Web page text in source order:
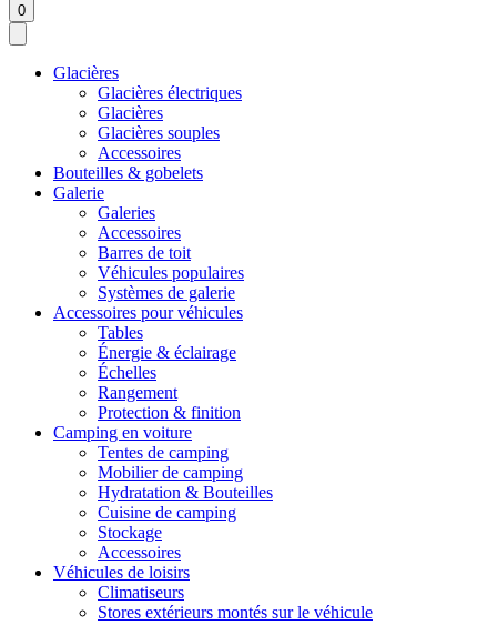
0
Glacières
Glacières électriques
Glacières
Glacières souples
Accessoires
Bouteilles & gobelets
Galerie
Galeries
Accessoires
Barres de toit
Véhicules populaires
Systèmes de galerie
Accessoires pour véhicules
Tables
Énergie & éclairage
Échelles
Rangement
Protection & finition
Camping en voiture
Tentes de camping
Mobilier de camping
Hydratation & Bouteilles
Cuisine de camping
Stockage
Accessoires
Véhicules de loisirs
Climatiseurs
Stores extérieurs montés sur le véhicule